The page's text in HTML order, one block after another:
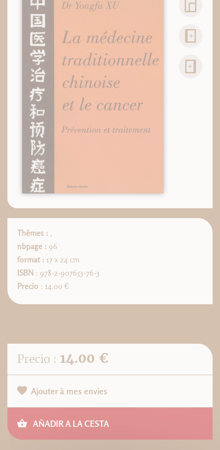
Thèmes : ,
nbpage : 96
format : 17 x 24 cm
ISBN : 978-2-907653-76-3
Precio : 14.00 €
Precio : 14.00 €
Ajouter à mes envies
AÑADIR A LA CESTA